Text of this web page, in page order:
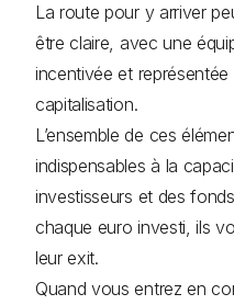
La route pour y arriver
être claire, avec une
incentivée et
capitalisation.
L’ensemble de ces
indispensables à la
investisseurs et des
chaque euro investi, ils
leur exit.
Quand vous entrez en